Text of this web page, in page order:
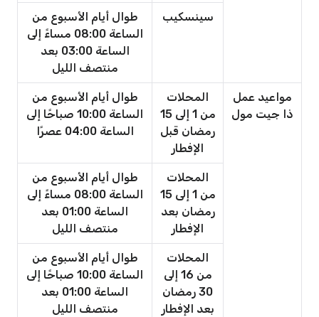
سينسكيب
طوال أيام الأسبوع من
الساعة 08:00 مساءً إلى
الساعة 03:00 بعد
منتصف الليل
مواعيد عمل
ذا جيت مول
المحلات
من 1 إلى 15
رمضان قبل
الإفطار
طوال أيام الأسبوع من
الساعة 10:00 صباحًا إلى
الساعة 04:00 عصرًا
المحلات
من 1 إلى 15
رمضان بعد
الإفطار
طوال أيام الأسبوع من
الساعة 08:00 مساءً إلى
الساعة 01:00 بعد
منتصف الليل
المحلات
من 16 إلى
30 رمضان
بعد الإفطار
طوال أيام الأسبوع من
الساعة 10:00 صباحًا إلى
الساعة 01:00 بعد
منتصف الليل